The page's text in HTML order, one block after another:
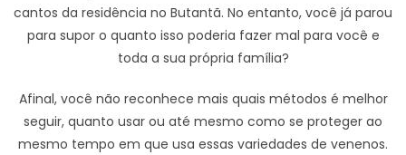
cantos da residência no Butantã. No entanto, você já parou
para supor o quanto isso poderia fazer mal para você e
toda a sua própria família?
Afinal, você não reconhece mais quais métodos é melhor
seguir, quanto usar ou até mesmo como se proteger ao
mesmo tempo em que usa essas variedades de venenos.